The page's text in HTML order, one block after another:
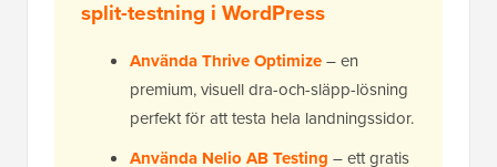
split-testning i WordPress
Använda Thrive Optimize– en
premium, visuell dra-och-släpp-lösning
perfekt för att testa hela landningssidor.
Använda Nelio AB Testing – ett gratis